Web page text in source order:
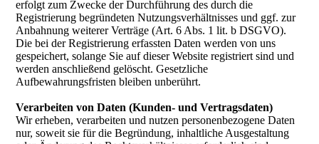
erfolgt zum Zwecke der Durchführung des durch die
Registrierung begründeten Nutzungsverhältnisses und ggf. zur
Anbahnung weiterer Verträge (Art. 6 Abs. 1 lit. b DSGVO).
Die bei der Registrierung erfassten Daten werden von uns
gespeichert, solange Sie auf dieser Website registriert sind und
werden anschließend gelöscht. Gesetzliche
Aufbewahrungsfristen bleiben unberührt.
Verarbeiten von Daten (Kunden- und Vertragsdaten)
Wir erheben, verarbeiten und nutzen personenbezogene Daten
nur, soweit sie für die Begründung, inhaltliche Ausgestaltung